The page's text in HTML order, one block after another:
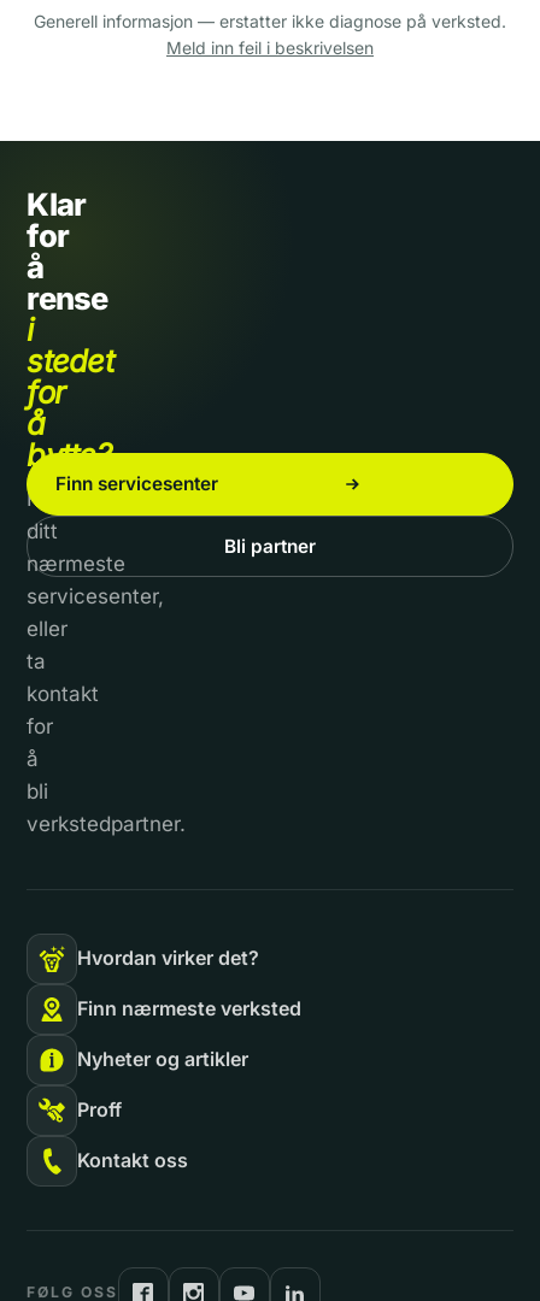
Generell informasjon — erstatter ikke diagnose på verksted.
Meld inn feil i beskrivelsen
Klar
for
å
rense
i
stedet
for
å
bytte?
Finn
ditt
nærmeste
servicesenter,
eller
ta
kontakt
for
å
bli
verkstedpartner.
Finn servicesenter
Bli partner
Hvordan virker det?
Finn nærmeste verksted
Nyheter og artikler
Proff
Kontakt oss
FØLG OSS